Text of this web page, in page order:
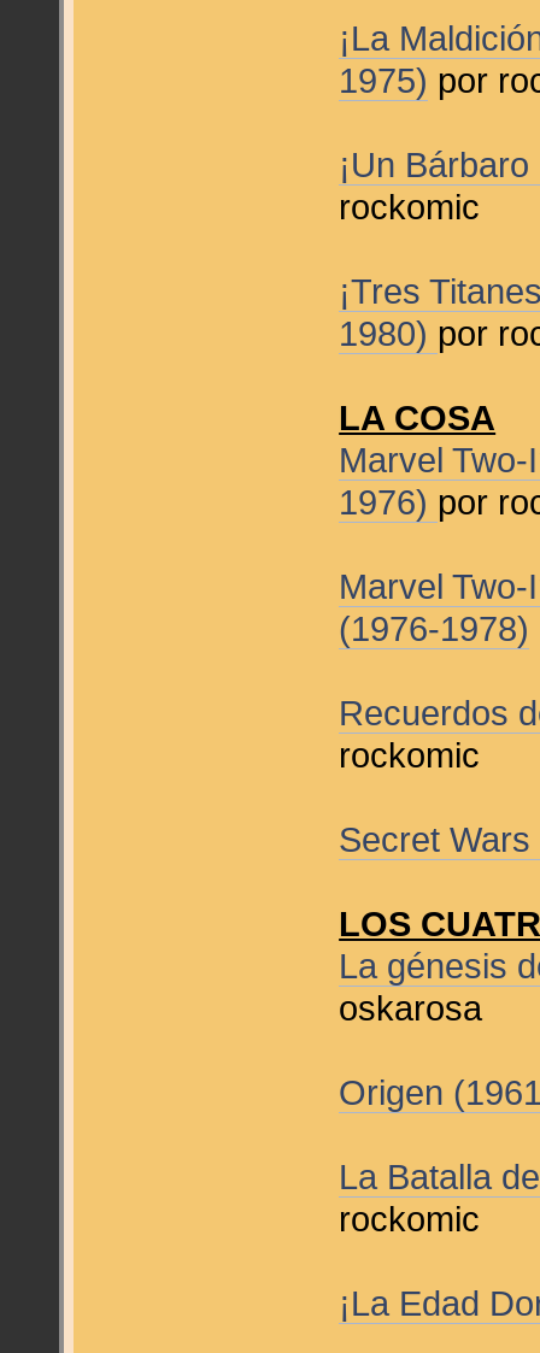
¡La
1975) por
¡Un
rockomic
¡Tres
1980) por
LA COSA
Marvel
1976) por
Marvel
(1976-1978)
Recuerdos
rockomic
Secret
LOS
La génesis
oskarosa
Origen
La Batalla
rockomic
¡La Edad